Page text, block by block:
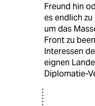
Freund hin
es endlich
um das
Front zu
Interessen
eignen
Diplomatie-